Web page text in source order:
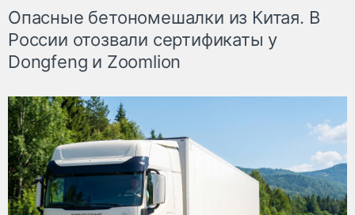
Опасные бетономешалки из Китая. В
России отозвали сертификаты у
Dongfeng и Zoomlion